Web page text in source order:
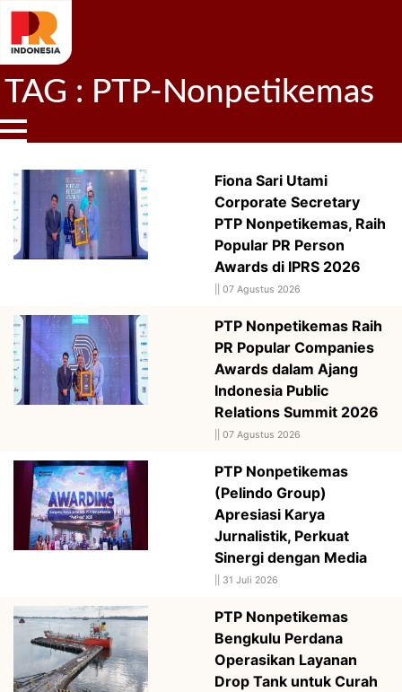
TAG : PTP-Nonpetikemas
Fiona Sari Utami
Corporate Secretary
PTP Nonpetikemas, Raih
Popular PR Person
Awards di IPRS 2026
07 Agustus 2026
PTP Nonpetikemas Raih
PR Popular Companies
Awards dalam Ajang
Indonesia Public
Relations Summit 2026
07 Agustus 2026
PTP Nonpetikemas
(Pelindo Group)
Apresiasi Karya
Jurnalistik, Perkuat
Sinergi dengan Media
31 Juli 2026
PTP Nonpetikemas
Bengkulu Perdana
Operasikan Layanan
Drop Tank untuk Curah